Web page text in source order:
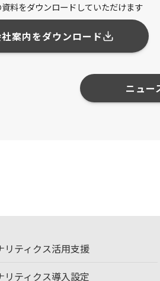
料をダウンロードしていただけます
案内をダウンロード
ニュー
リティクス活用支援
ティクス導入設定